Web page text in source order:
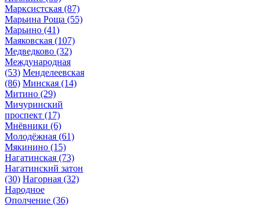
Марксистская (87)
Марьина Роща (55)
Марьино (41)
Маяковская (107)
Медведково (32)
Международная
(53) Менделеевская
(86) Минская (14)
Митино (29)
Мичуринский
проспект (17)
Мнёвники (6)
Молодёжная (61)
Мякинино (15)
Нагатинская (73)
Нагатинский затон
(30) Нагорная (32)
Народное
Ополчение (36)